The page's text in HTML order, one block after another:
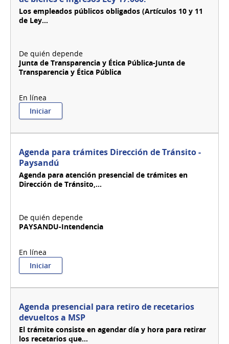
-
Los empleados públicos obligados (Artículos 10 y 11
de Ley...
Junta de Transparencia y Ética Pública-Junta de
Transparencia y Ética Pública
Iniciar:
Agenda
declaraciones
juradas
de
bienes
e
Agenda para trámites Dirección de Tránsito -
Paysandú
Agenda para atención presencial de trámites en
Dirección de Tránsito,...
PAYSANDU-Intendencia
Iniciar:
Agenda
de
Tránsito
-
Paysandú
Agenda presencial para retiro de recetarios
devueltos a MSP
El trámite consiste en agendar día y hora para retirar
los recetarios que...